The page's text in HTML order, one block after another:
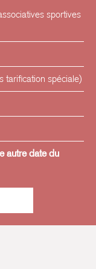
sportives
tarification spéciale)
autre date du